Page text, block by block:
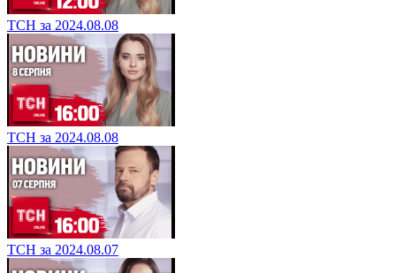
ТСН за 2024.08.08
ТСН за 2024.08.08
ТСН за 2024.08.07